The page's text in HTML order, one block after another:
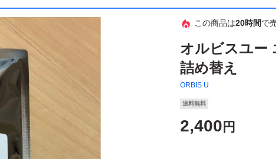
この商品は20時間で
オルビスユー
詰め替え
ORBIS U
送料無料
2,400 円